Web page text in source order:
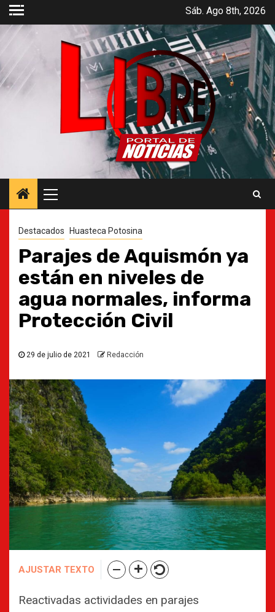
Saltar
contenido
Sáb. Ago 8th, 2026
principal
Destacados Huasteca Potosina
Parajes de Aquismón ya
están en niveles de
agua normales, informa
Protección Civil
29 de julio de 2021 Redacción
AJUSTAR TEXTO
Reactivadas actividades en parajes